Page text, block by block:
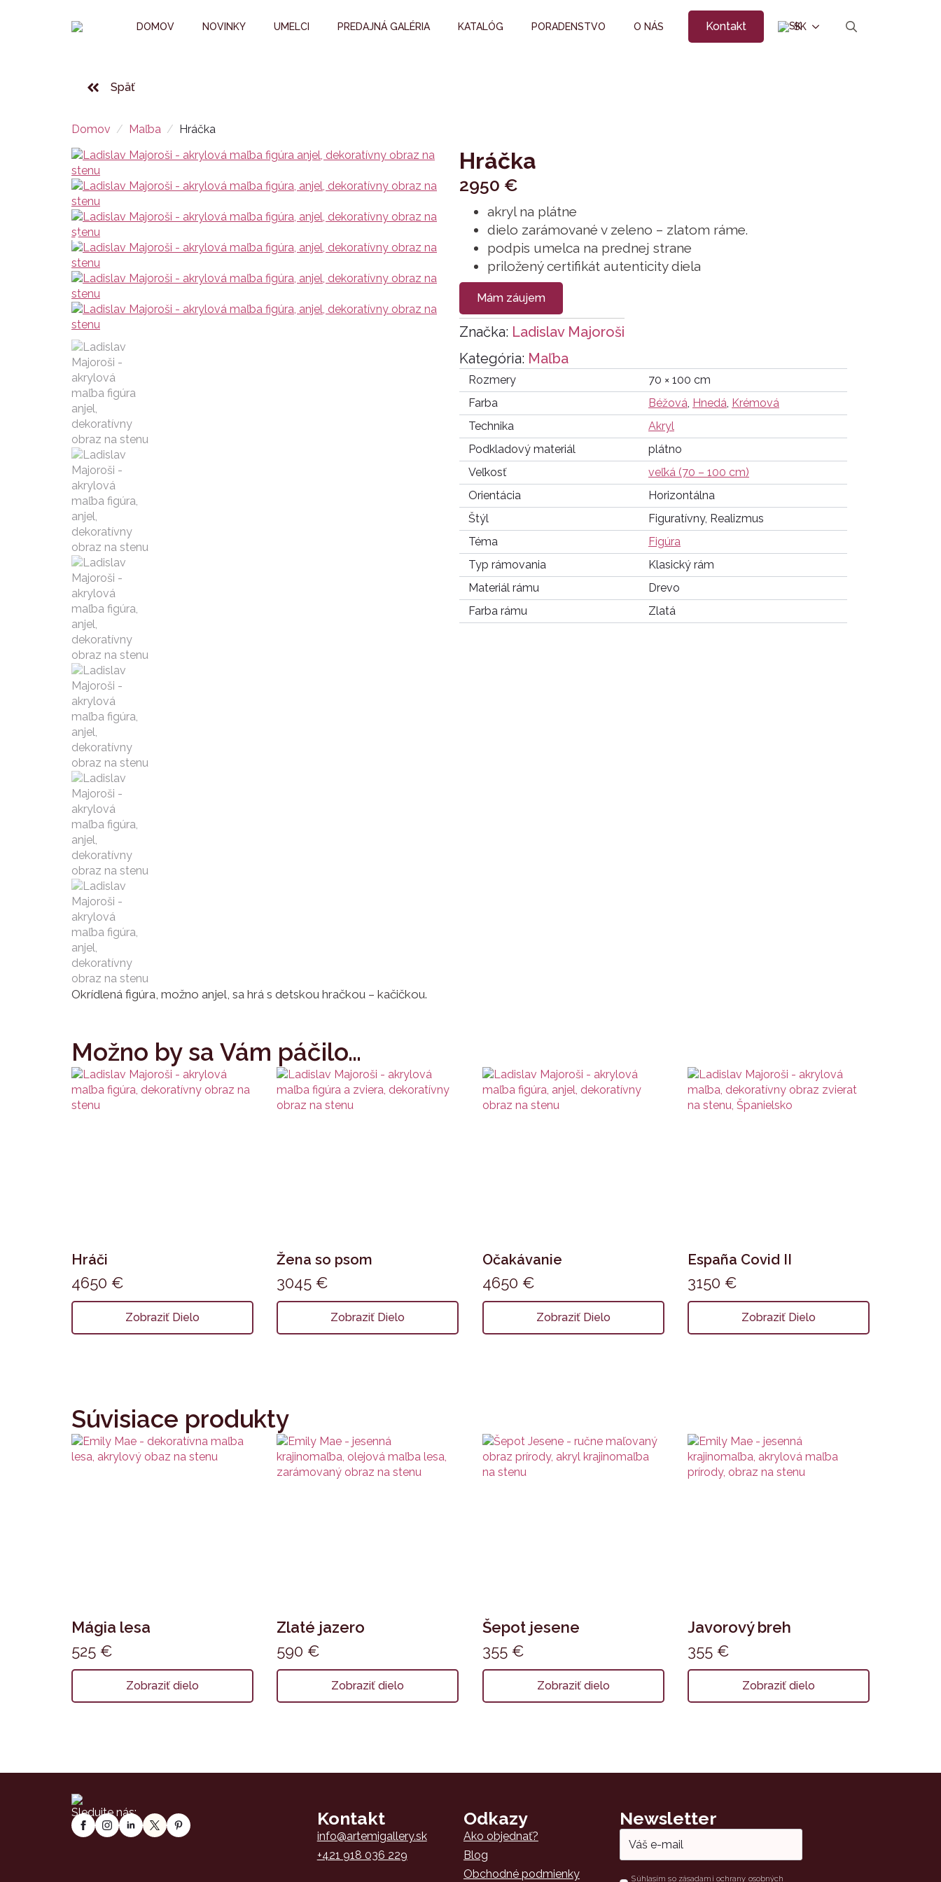
DOMOV NOVINKY UMELCI PREDAJNÁ GALÉRIA KATALÓG PORADENSTVO O NÁS Kontakt SK
Späť
Domov Maľba Hráčka
Hráčka
2950 €
akryl na plátne
dielo zarámované v zeleno – zlatom ráme.
podpis umelca na prednej strane
priložený certifikát autenticity diela
Mám záujem
Kategória: Maľba
Značka: Ladislav Majoroši
Rozmery
70 × 100 cm
Farba
Béžová, Hnedá, Krémová
Technika
Akryl
Podkladový materiál
plátno
Veľkosť
veľká (70 – 100 cm)
Orientácia
Horizontálna
Štýl
Figuratívny, Realizmus
Téma
Figúra
Typ rámovania
Klasický rám
Materiál rámu
Drevo
Farba rámu
Zlatá
Okrídlená figúra, možno anjel, sa hrá s detskou hračkou – kačičkou.
Možno by sa Vám páčilo…
Hráči
4650 €
Zobraziť Dielo
Žena so psom
3045 €
Zobraziť Dielo
Očakávanie
4650 €
Zobraziť Dielo
España Covid II
3150 €
Zobraziť Dielo
Súvisiace produkty
Mágia lesa
525 €
Zobraziť dielo
Zlaté jazero
590 €
Zobraziť dielo
Šepot jesene
355 €
Zobraziť dielo
Javorový breh
355 €
Zobraziť dielo
Sledujte nás: Kontakt
info@artemigallery.sk
+421 918 036 229
Odkazy
Ako objednať?
Blog
Obchodné podmienky
Newsletter
Email
SúhlasSúhlasím so zásadami ochrany osobných